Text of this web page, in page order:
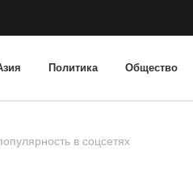
Политика Общество
в соцсетях